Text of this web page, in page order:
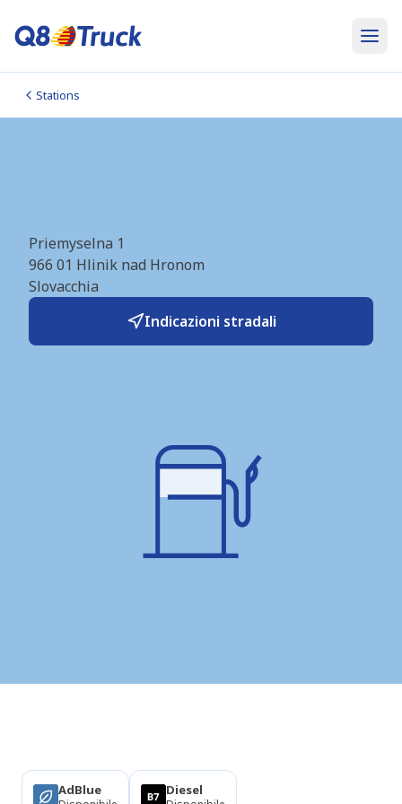
Stations
Priemyselna 1
966 01 Hlinik nad Hronom
Slovacchia
Indicazioni stradali
AdBlue Diesel